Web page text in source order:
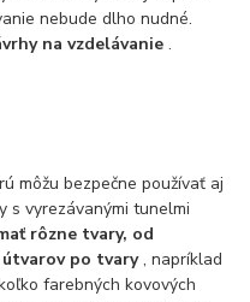
postavičky
OMG L.O.L. OMG Bábiky
nebude dlho nudné.
na vzdelávanie.
môžu bezpečne používať aj
s vyrezávanými tunelmi
rôzne tvary, od
útvarov po tvary, napríklad
farebných kovových